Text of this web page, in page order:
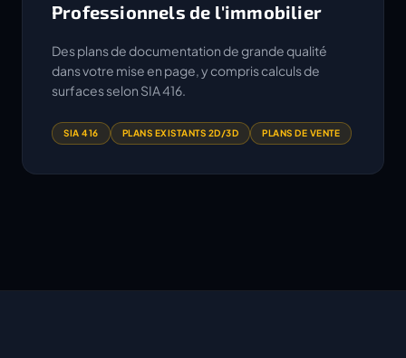
Professionnels de l'immobilier
Des plans de documentation de grande qualité
dans votre mise en page, y compris calculs de
surfaces selon SIA 416.
SIA 416 PLANS EXISTANTS 2D/3D PLANS DE VENTE